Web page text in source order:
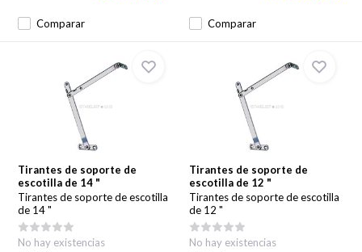
Comparar Comparar
Tirantes de soporte de
escotilla de 14 "
Tirantes de soporte de escotilla
de 14 "
No hay existencias
Tirantes de soporte de
escotilla de 12 "
Tirantes de soporte de escotilla
de 12 "
No hay existencias